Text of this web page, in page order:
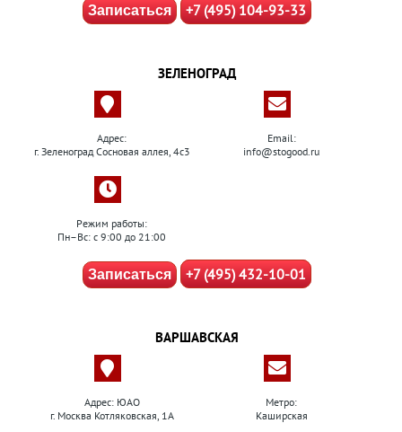
Записаться +7 (495) 104-93-33
ЗЕЛЕНОГРАД
Адрес:
г. Зеленоград Сосновая аллея, 4с3
Email:
info@stogood.ru
Режим работы:
Пн–Вс: с 9:00 до 21:00
Записаться +7 (495) 432-10-01
ВАРШАВСКАЯ
Адрес: ЮАО
г. Москва Котляковская, 1А
Метро:
Каширская